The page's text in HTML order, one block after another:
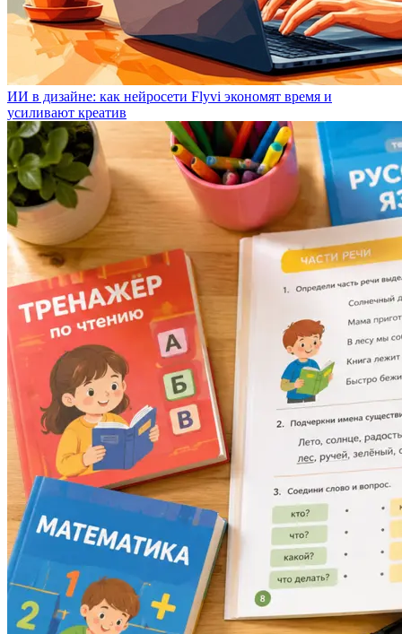
ИИ в дизайне: как нейросети Flyvi экономят время и
усиливают креатив